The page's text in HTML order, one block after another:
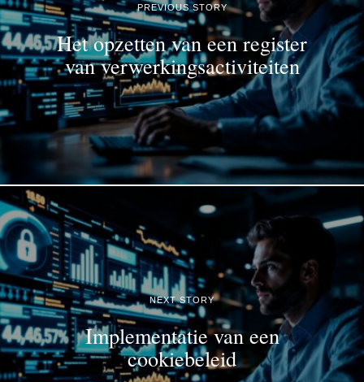
PREVIOUS STORY
Het opzetten van een register
van verwerkingsactiviteiten
NEXT STORY
Implementatie van een
cookiebeleid